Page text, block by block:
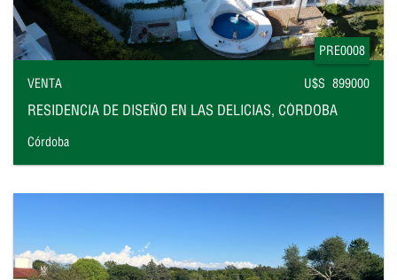
PRE0008
VENTA U$S 899000
RESIDENCIA DE DISEÑO EN LAS DELICIAS, CÓRDOBA
Córdoba